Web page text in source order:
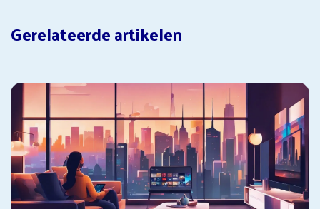
Gerelateerde artikelen